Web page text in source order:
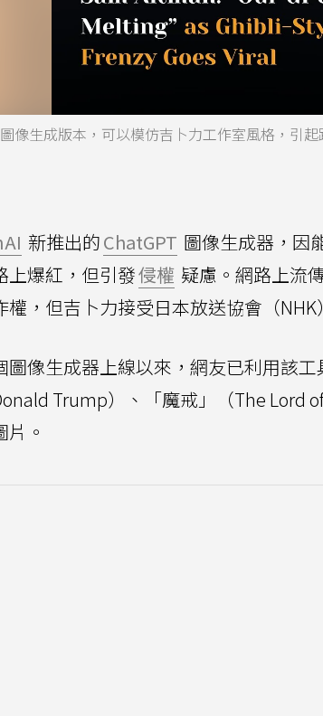
像生成版本，可以模仿吉卜力工作室風格，引
新推出的ChatGPT 圖像生成器，因
上爆紅，但引發侵權 疑慮。網路上流
權，但吉卜力接受日本放送協會（
圖像生成器上線以來，網友已利用該
Trump）、「魔戒」（The Lord
片。